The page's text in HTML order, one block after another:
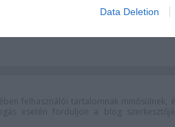
Data Deletion